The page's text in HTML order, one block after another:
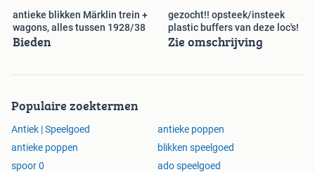
antieke blikken Märklin trein +
wagons, alles tussen 1928/38
Bieden
gezocht!! opsteek/insteek
plastic buffers van deze loc's!
Zie omschrijving
Populaire zoektermen
Antiek | Speelgoed
antieke poppen
antieke poppen
blikken speelgoed
spoor 0
ado speelgoed